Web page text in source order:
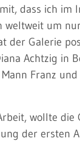
dass ich im
um
der Galerie
Achtzig in
Franz
wollte die
der ersten